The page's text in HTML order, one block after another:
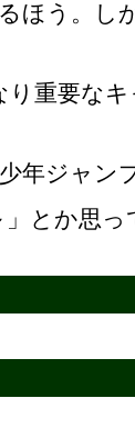
ほう。し
重要な
年ジャン
とか思っ